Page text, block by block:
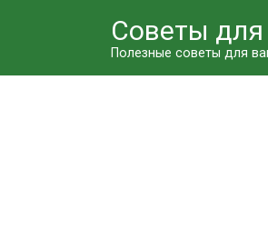
Советы
Полезные советы для